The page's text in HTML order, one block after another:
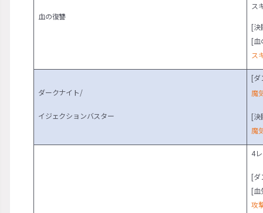
血の復讐
ス
[決
[血
ス
ダークナイト/
イジェクションバスター
[ダ
魔
[決
魔
4
[ダ
[血
攻